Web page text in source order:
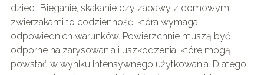
dzieci. Bieganie, skakanie czy zabawy z domowymi
zwierzakami to codzienność, która wymaga
odpowiednich warunków. Powierzchnie muszą być
odporne na zarysowania i uszkodzenia, które mogą
powstać w wyniku intensywnego użytkowania. Dlatego